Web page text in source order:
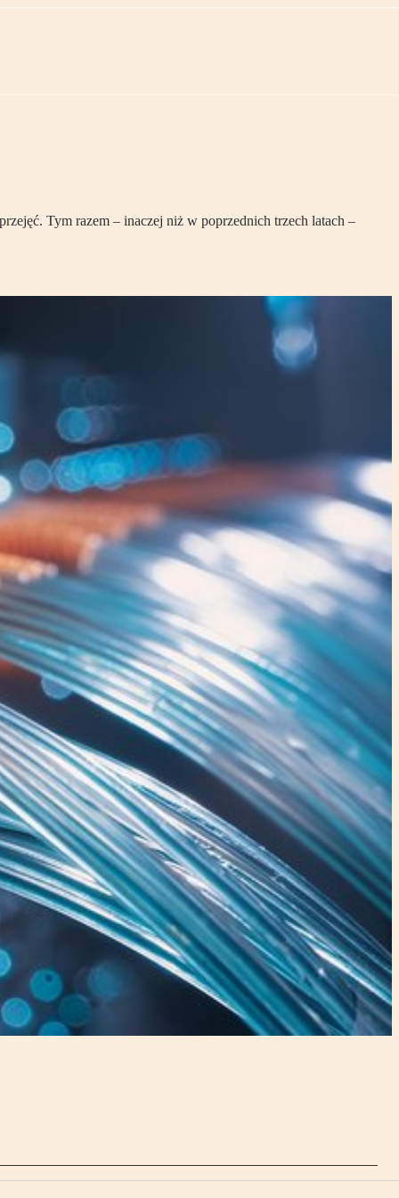
Tym razem – inaczej niż w poprzednich trzech latach –